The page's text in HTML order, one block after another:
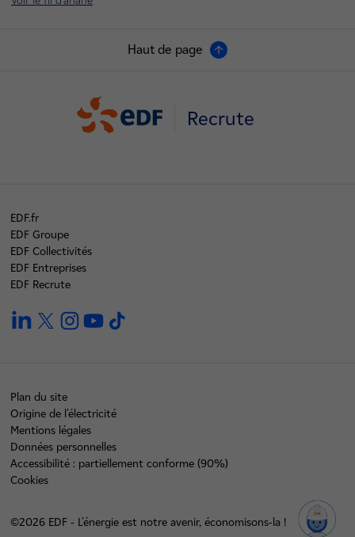
Haut de page
Recrute
EDF.fr
EDF Groupe
EDF Collectivités
EDF Entreprises
EDF Recrute
linkedintwitterinstagramyoutube
Plan du site
Origine de l'électricité
Mentions légales
Données personnelles
Accessibilité : partiellement conforme (90%)
Cookies
©2026 EDF - L'énergie est notre avenir, économisons-la !